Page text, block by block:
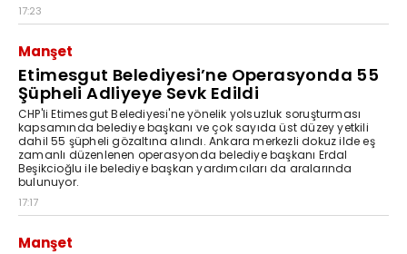
17:23
Manşet
Etimesgut Belediyesi’ne Operasyonda 55
Şüpheli Adliyeye Sevk Edildi
CHP'li Etimesgut Belediyesi'ne yönelik yolsuzluk soruşturması
kapsamında belediye başkanı ve çok sayıda üst düzey yetkili
dahil 55 şüpheli gözaltına alındı. Ankara merkezli dokuz ilde eş
zamanlı düzenlenen operasyonda belediye başkanı Erdal
Beşikcioğlu ile belediye başkan yardımcıları da aralarında
bulunuyor.
17:17
Manşet